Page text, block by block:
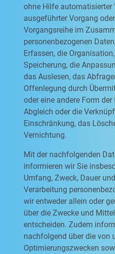
ohne Hilfe automatisierter
ausgeführter Vorgang
Vorgangsreihe im
personenbezogenen
Erfassen, die
Speicherung, die
das Auslesen, das
Offenlegung durch
oder eine andere Form
Abgleich oder die
Einschränkung, das
Vernichtung.
Mit der nachfolgenden
informieren wir Sie
Umfang, Zweck, Dauer
Verarbeitung
wir entweder allein oder
über die Zwecke und
entscheiden. Zudem
nachfolgend über die von
Optimierungszwecken